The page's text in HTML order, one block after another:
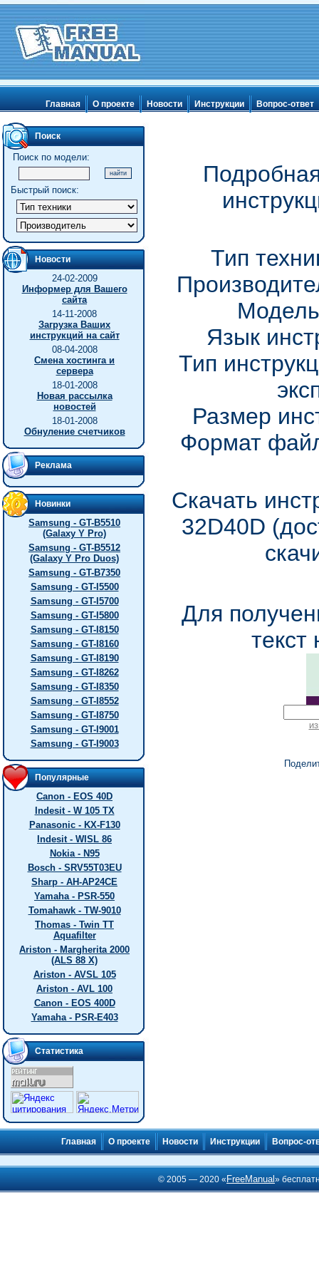
Главная О проекте Новости Инструкции Вопрос-ответ
Поиск
Поиск по модели:
Быстрый поиск:
Новости
24-02-2009
Информер для Вашего
сайта
14-11-2008
Загрузка Ваших
инструкций на сайт
08-04-2008
Смена хостинга и
сервера
18-01-2008
Новая рассылка
новостей
18-01-2008
Обнуление счетчиков
Реклама
Новинки
Samsung - GT-B5510
(Galaxy Y Pro)
Samsung - GT-B5512
(Galaxy Y Pro Duos)
Samsung - GT-B7350
Samsung - GT-I5500
Samsung - GT-I5700
Samsung - GT-I5800
Samsung - GT-I8150
Samsung - GT-I8160
Samsung - GT-I8190
Samsung - GT-I8262
Samsung - GT-I8350
Samsung - GT-I8552
Samsung - GT-I8750
Samsung - GT-I9001
Samsung - GT-I9003
Популярные
Canon - EOS 40D
Indesit - W 105 TX
Panasonic - KX-F130
Indesit - WISL 86
Nokia - N95
Bosch - SRV55T03EU
Sharp - AH-AP24CE
Yamaha - PSR-550
Tomahawk - TW-9010
Thomas - Twin TT
Aquafilter
Ariston - Margherita 2000
(ALS 88 X)
Ariston - AVSL 105
Ariston - AVL 100
Canon - EOS 400D
Yamaha - PSR-E403
Статистика
Тип
Язык
Тип
Размер
Формат
Скачать
32D40D
Для
текст
Главная О проекте Новости Инструкции Вопрос-
© 2005 — 2020 « FreeManual»